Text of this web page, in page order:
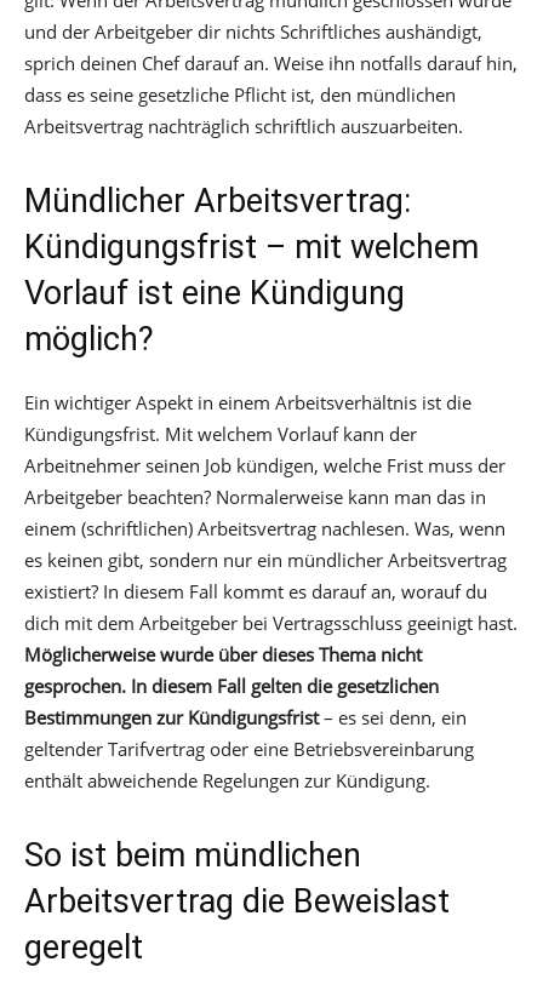
und der Arbeitgeber dir nichts Schriftliches aushändigt,
sprich deinen Chef darauf an. Weise ihn notfalls darauf hin,
dass es seine gesetzliche Pflicht ist, den mündlichen
Arbeitsvertrag nachträglich schriftlich auszuarbeiten.
Mündlicher Arbeitsvertrag:
Kündigungsfrist – mit welchem
Vorlauf ist eine Kündigung
möglich?
Ein wichtiger Aspekt in einem Arbeitsverhältnis ist die
Kündigungsfrist. Mit welchem Vorlauf kann der
Arbeitnehmer seinen Job kündigen, welche Frist muss der
Arbeitgeber beachten? Normalerweise kann man das in
einem (schriftlichen) Arbeitsvertrag nachlesen. Was, wenn
es keinen gibt, sondern nur ein mündlicher Arbeitsvertrag
existiert? In diesem Fall kommt es darauf an, worauf du
dich mit dem Arbeitgeber bei Vertragsschluss geeinigt hast.
Möglicherweise wurde über dieses Thema nicht
gesprochen. In diesem Fall gelten die gesetzlichen
Bestimmungen zur Kündigungsfrist– es sei denn, ein
geltender Tarifvertrag oder eine Betriebsvereinbarung
enthält abweichende Regelungen zur Kündigung.
So ist beim mündlichen
Arbeitsvertrag die Beweislast
geregelt